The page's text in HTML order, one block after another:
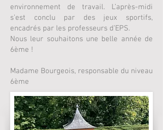
environnement de travail. L’après-midi
s’est conclu par des jeux sportifs,
encadrés par les professeurs d’EPS.
Nous leur souhaitons une belle année de
6ème !
Madame Bourgeois, responsable du niveau
6ème